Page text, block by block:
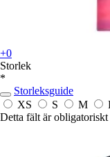
+0
Storlek
*
Storleksguide
XS
S M
Detta fält är obligatoriskt